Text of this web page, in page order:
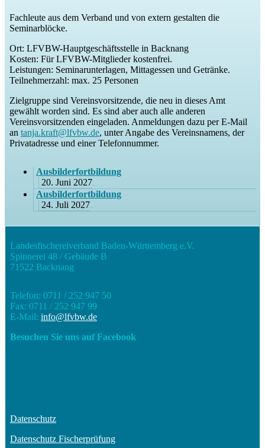
Fachleute aus dem Verband und von extern gestalten die
Seminarblöcke.
Ort: LFVBW-Hauptgeschäftsstelle in Backnang
Kosten: Für LFVBW-Mitglieder kostenfrei.
Leistungen: Seminarunterlagen, Mittagessen und Getränke.
Teilnehmerzahl: max. 25 Personen
Zielgruppe sind Vereinsvorsitzende, die neu in dieses Amt
gewählt worden sind. Es sind aber auch alle anderen
Vereinsvorsitzenden eingeladen. Anmeldungen dazu per E-Mail
an tanja.kraft@lfvbw.de, unter Angabe des Vereinsnamens, der
Privatadresse und einer Telefonnummer.
Ausbilderfortbildung
20. Juni 2027
Ausbilderfortbildung
24. Juli 2027
Landesfischereiverband Baden-Württemberg e.V.
Spinnerei 48 / Gebäude B
71522 Backnang
Telefon: 0711 / 252 947 50
Fax: 0711 / 252 947 99
E-Mail: info@lfvbw.de
Besuchen Sie uns auf Facebook
Datenschutz
Datenschutz Fischerprüfung